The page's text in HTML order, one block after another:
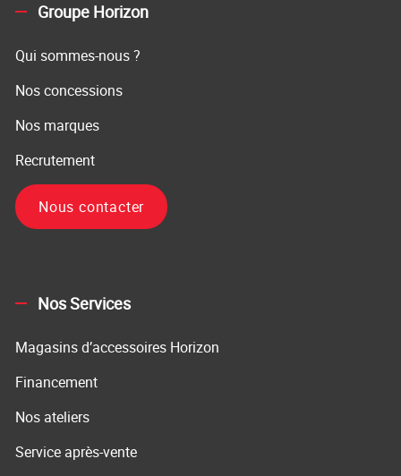
Groupe Horizon
Qui sommes-nous ?
Nos concessions
Nos marques
Recrutement
Nous contacter
Nos Services
Magasins d’accessoires Horizon
Financement
Nos ateliers
Service après-vente